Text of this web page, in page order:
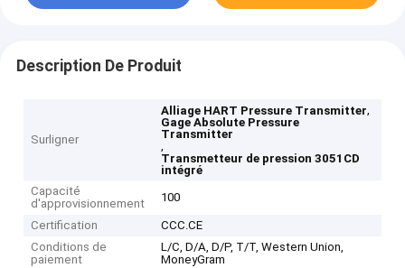
Description De Produit
Surligner
Alliage HART Pressure Transmitter,
Gage Absolute Pressure
Transmitter
,
Transmetteur de pression 3051CD
intégré
Capacité
d'approvisionnement
100
Certification
CCC.CE
Conditions de
paiement
L/C, D/A, D/P, T/T, Western Union,
MoneyGram